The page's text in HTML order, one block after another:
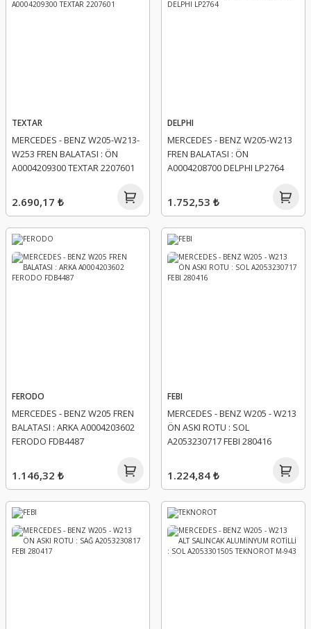
TEXTAR
MERCEDES - BENZ W205-W213-
W253 FREN BALATASI : ÖN
A0004209300 TEXTAR 2207601
2.690,17 ₺
DELPHI
MERCEDES - BENZ W205-W213
FREN BALATASI : ÖN
A0004208700 DELPHI LP2764
1.752,53 ₺
FERODO
MERCEDES - BENZ W205 FREN
BALATASI : ARKA A0004203602
FERODO FDB4487
1.146,32 ₺
FEBI
MERCEDES - BENZ W205 - W213
ÖN ASKI ROTU : SOL
A2053230717 FEBI 280416
1.224,84 ₺